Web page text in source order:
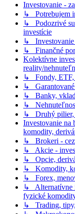
Investovanie -
↳ Potrebujem
↳ Podozrivé
investície
↳ Investovanie
↳ Finančné
Kolektívne
reality/
↳ Fondy, ETF,
↳ Garantované
↳ Banky,
↳
↳ Druhý pilier,
Investovanie na
komodity,
↳ Brokeri - cez
↳ Akcie -
↳ Opcie,
↳ Komodity,
↳ Forex,
↳ Alternatívne
fyzické
↳ Trading, tipy,